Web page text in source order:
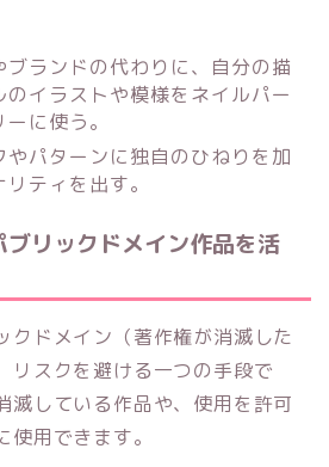
ブランドの代わりに、自分の描
のイラストや模様をネイルパー
に使う。
パターンに独自のひねりを加
ティを出す。
ブリックドメイン作品を活
クドメイン（著作権が消滅した
リスクを避ける一つの手段で
滅している作品や、使用を許可
用できます。